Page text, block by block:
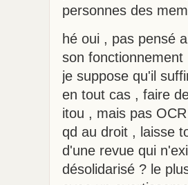
personnes des
hé oui , pas pensé
son
je suppose qu'il
en tout cas , faire
itou , mais pas
qd au droit , laisse
d'une revue qui
désolidarisé ? le